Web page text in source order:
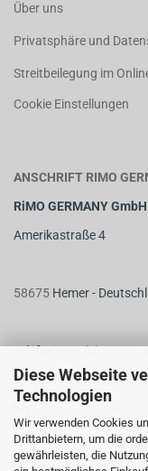
Diese Webseite
Technologien
Wir verwenden Cookies
Drittanbietern, um die
gewährleisten, die
Über uns
Privatsphäre und
Streitbeilegung im
Cookie Einstellungen
ANSCHRIFT RIMO
RiMO GERMANY
Amerikastraße 4
58675 Hemer -
Telefon: +49 (0) 23 72 -
Telefax: +49 (0) 23 72 -
info@rimo-
Web:www.rimo-